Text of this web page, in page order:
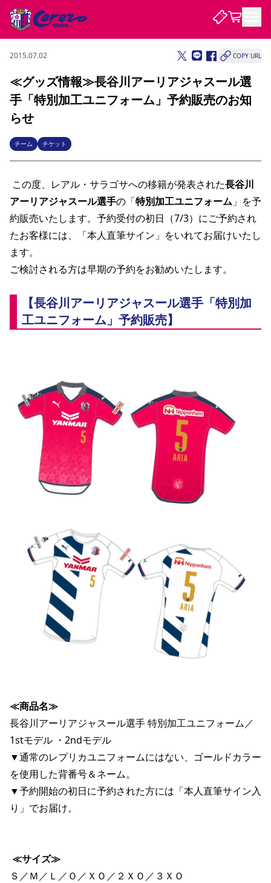
試合・チーム
試合について
試合日程 / 結果
チームについて
観戦する
チケット
チケット情報 販売スケジュール 価格・席種 購入方法
特定興行入場券
譲渡サービス リセールサービス
観戦ガイド
観戦マナー&ルール
ビジターサポーター観戦ガイド 公式アプリ
スタジアム
DAZNで観戦
DAZNで観戦
よくある質問
よくある質問
クラブを知る
セレッソ大阪について
クラブ紹介 沿革 シーズン記録 求人情報
パートナー企業募集中
セレッソアイデアちょうだいな
Lise（ライセンスビジネス）
サステナビリティポリシー SDGsのゴール
インパクトレポート
活動レポート
SPORT POSITIVE LEAGUES 取り組み実績
関連団体/施設
長居公園 セレッソフットサルパーク セレッソフットサルパーク長居
セレッソスポーツパーク舞洲
YANMAR HANASAKA STADIUM
セレッソ大阪アカデミー
子供のサッカースクール
大人のサッカースクール
その他スポーツクラブ
ファンクラブ
ファンクラブ
SAKURA SOCIO
まいセレチケット
ニュース
ニュース
ホームタウン
パートナー スポーツクラブ メディア 30周年
レディース
アカデミー
2015.07.02 COPY URL
≪グッズ情報≫長谷川アーリアジャスール選
手「特別加工ユニフォーム」予約販売のお知
らせ
チーム チケット
この度、レアル・サラゴサへの移籍が発表された長谷川
アーリアジャスール選手の「特別加工ユニフォーム 」を予
約販売いたします。予約受付の初日（7/3）にご予約され
たお客様には、「本人直筆サイン」をいれてお届けいたし
ます。
ご検討される方は早期の予約をお勧めいたします。
【長谷川アーリアジャスール選手「特別加
工ユニフォーム」予約販売】
≪商品名≫
長谷川アーリアジャスール選手 特別加工ユニフォーム／
1stモデル ・2ndモデル
▼通常のレプリカユニフォームにはない、ゴールドカラー
を使用した背番号＆ネーム。
▼予約開始の初日に予約された方には「本人直筆サイン入
り」でお届け。
≪サイズ≫
Ｓ／Ｍ／Ｌ／Ｏ／ＸＯ／２ＸＯ／３ＸＯ